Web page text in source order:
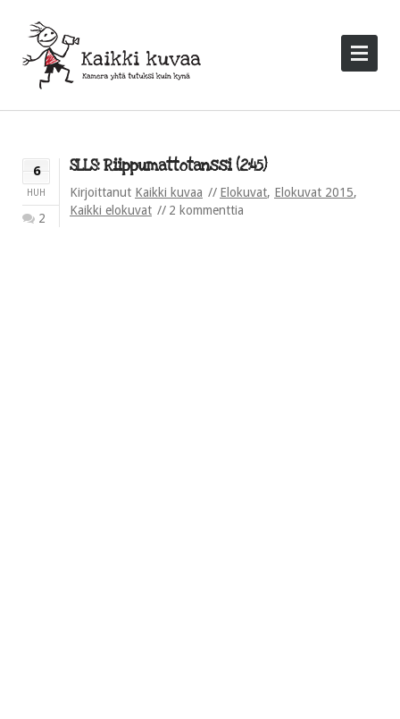
6
HUH
2
SLLS: Riippumattotanssi (2:45)
Kirjoittanut Kaikki kuvaa Elokuvat, Elokuvat 2015,
Kaikki elokuvat
2 kommenttia